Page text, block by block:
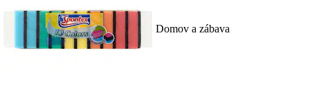
Domov a zábava